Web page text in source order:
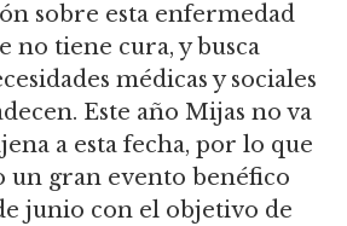
sobre esta enfermedad
no tiene cura, y busca
médicas y sociales
Este año Mijas no va
a esta fecha, por lo que
un gran evento benéfico
junio con el objetivo de